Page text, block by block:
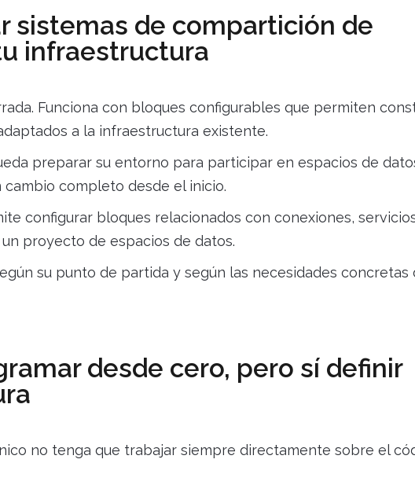
sistemas de compartición de
infraestructura
Funciona con bloques configurables que permiten
a la infraestructura existente.
preparar su entorno para participar en espacios de
completo desde el inicio.
configurar bloques relacionados con conexiones,
proyecto de espacios de datos.
su punto de partida y según las necesidades concretas
desde cero, pero sí definir
no tenga que trabajar siempre directamente sobre el